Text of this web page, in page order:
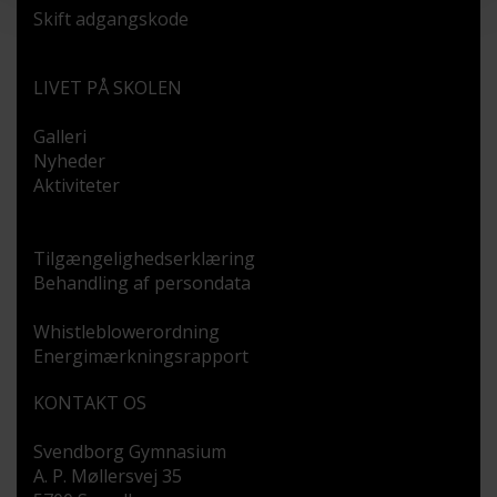
Skift adgangskode
LIVET PÅ SKOLEN
Galleri
Nyheder
Aktiviteter
Tilgængelighedserklæring
Behandling af persondata
Whistleblowerordning
Energimærkningsrapport
KONTAKT OS
Svendborg Gymnasium
A. P. Møllersvej 35